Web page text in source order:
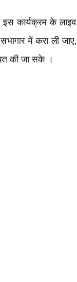
इस कार्यक्रम के लाइव
में करा ली जाए,
की जा सके ।